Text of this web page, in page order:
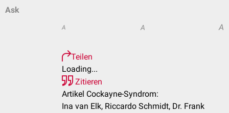
Ask
A A A
Teilen
Loading...
Zitieren
Artikel Cockayne-Syndrom:
Ina van Elk, Riccardo Schmidt, Dr. Frank